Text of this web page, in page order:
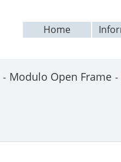
Home
Modulo Open Frame